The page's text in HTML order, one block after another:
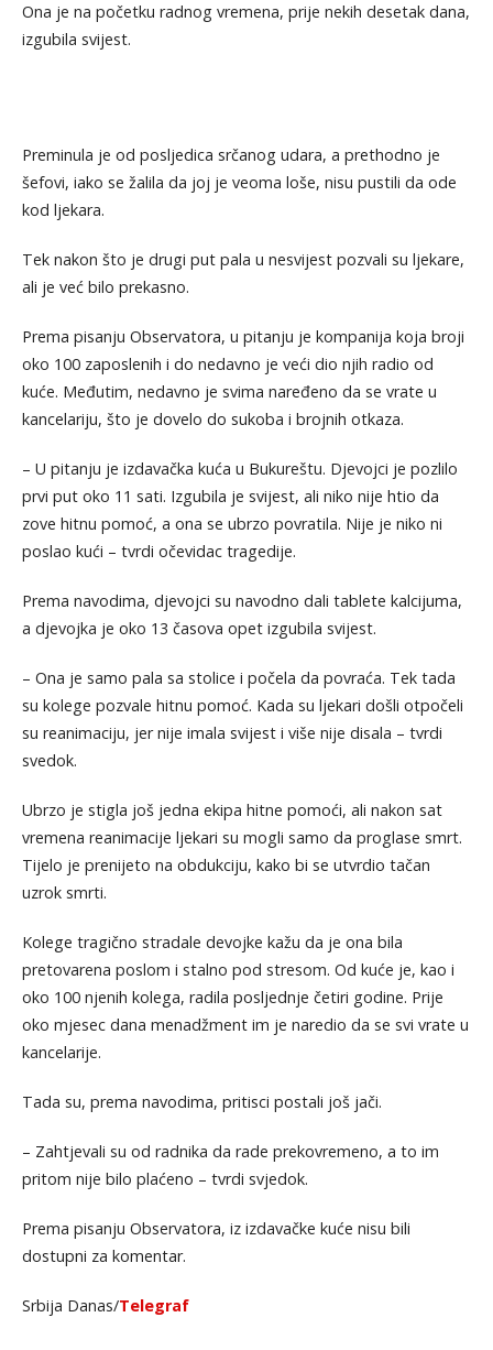
Ona je na početku radnog vremena, prije nekih desetak dana,
izgubila svijest.
Preminula je od posljedica srčanog udara, a prethodno je
šefovi, iako se žalila da joj je veoma loše, nisu pustili da ode
kod ljekara.
Tek nakon što je drugi put pala u nesvijest pozvali su ljekare,
ali je već bilo prekasno.
Prema pisanju Observatora, u pitanju je kompanija koja broji
oko 100 zaposlenih i do nedavno je veći dio njih radio od
kuće. Međutim, nedavno je svima naređeno da se vrate u
kancelariju, što je dovelo do sukoba i brojnih otkaza.
– U pitanju je izdavačka kuća u Bukureštu. Djevojci je pozlilo
prvi put oko 11 sati. Izgubila je svijest, ali niko nije htio da
zove hitnu pomoć, a ona se ubrzo povratila. Nije je niko ni
poslao kući – tvrdi očevidac tragedije.
Prema navodima, djevojci su navodno dali tablete kalcijuma,
a djevojka je oko 13 časova opet izgubila svijest.
– Ona je samo pala sa stolice i počela da povraća. Tek tada
su kolege pozvale hitnu pomoć. Kada su ljekari došli otpočeli
su reanimaciju, jer nije imala svijest i više nije disala – tvrdi
svedok.
Ubrzo je stigla još jedna ekipa hitne pomoći, ali nakon sat
vremena reanimacije ljekari su mogli samo da proglase smrt.
Tijelo je prenijeto na obdukciju, kako bi se utvrdio tačan
uzrok smrti.
Kolege tragično stradale devojke kažu da je ona bila
pretovarena poslom i stalno pod stresom. Od kuće je, kao i
oko 100 njenih kolega, radila posljednje četiri godine. Prije
oko mjesec dana menadžment im je naredio da se svi vrate u
kancelarije.
Tada su, prema navodima, pritisci postali još jači.
– Zahtjevali su od radnika da rade prekovremeno, a to im
pritom nije bilo plaćeno – tvrdi svjedok.
Prema pisanju Observatora, iz izdavačke kuće nisu bili
dostupni za komentar.
Srbija Danas/Telegraf